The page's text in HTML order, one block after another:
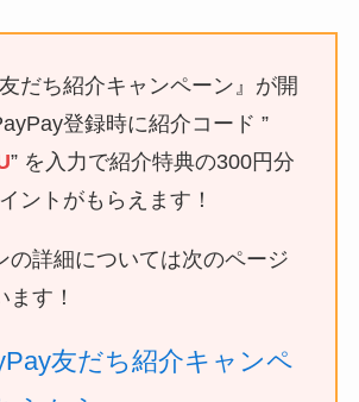
だち紹介キャンペーン』が開
登録時に紹介コード ”
” を入力で紹介特典の300円分
ントがもらえます！
の詳細については次のページ
す！
友だち紹介キャンペ